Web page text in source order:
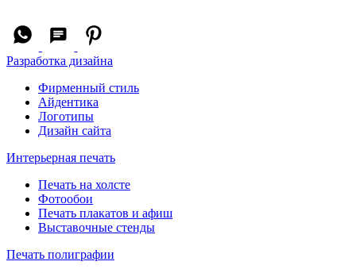
Разработка дизайна
Фирменный стиль
Айдентика
Логотипы
Дизайн сайта
Интерьерная печать
Печать на холсте
Фотообои
Печать плакатов и афиш
Выставочные стенды
Печать полиграфии